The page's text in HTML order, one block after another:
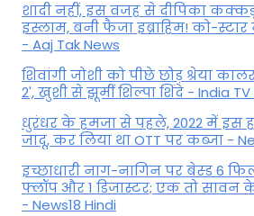
शादी नहीं, इस वजह से दीपिका
इस्लाम, बनी फैजा इब्राहिम! को-
- Aaj Tak News
शिवांगी जोशी को पीछे छोड़ श्रेया
2', खुशी से झूमीं शिल्पा शिंदे - India TV
धुरंधर के हमजा से पहले, 2022 में इस
जादू, कर लिया था OTT पर कब्जा -
इच्छाधारी नाग-नागिन पर बेस्ड 6
फ्लॉप और 1 डिजास्टर; एक तो सावन
- News18 Hindi